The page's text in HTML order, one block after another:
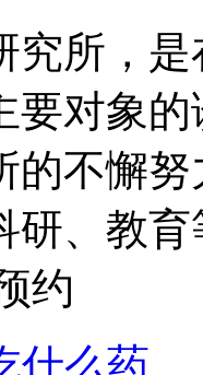
究所，
要对象
的不懈
研、教育
约
什么药